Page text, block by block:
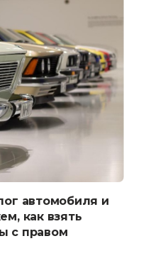
автомобиля и
как взять
с правом